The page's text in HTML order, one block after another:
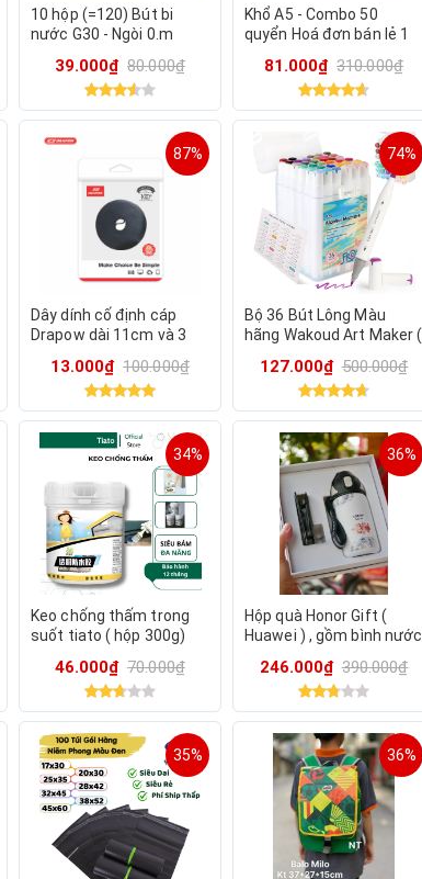
10 hộp (=120) Bút bi
nước G30 - Ngòi 0.m
39.000₫ 80.000₫
Khổ A5 - Combo 50
quyển Hoá đơn bán lẻ 1
81.000₫ 310.000₫
87%
Dây dính cố định cáp
Drapow dài 11cm và 3
13.000₫ 100.000₫
74%
Bộ 36 Bút Lông Màu
hãng Wakoud Art Maker (
127.000₫ 500.000₫
34%
Keo chống thấm trong
suốt tiato ( hộp 300g)
46.000₫ 70.000₫
36%
Hộp quà Honor Gift (
Huawei ) , gồm bình nước
năng
246.000₫ 390.000₫
35% 36%